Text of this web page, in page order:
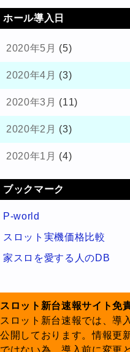
ホール導入日
2020年5月 (5)
2020年4月 (3)
2020年3月 (11)
2020年2月 (3)
2020年1月 (4)
ブックマーク
P-world
スロット実機価格比較
家スロを愛する人のDB
スロット新台速報サイト免
スロット新台速報では、導
公開しております。情報更